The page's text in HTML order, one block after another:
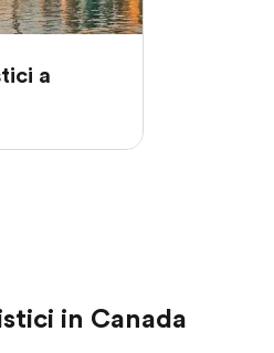
a
in Canada